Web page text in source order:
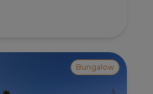
Bungalow